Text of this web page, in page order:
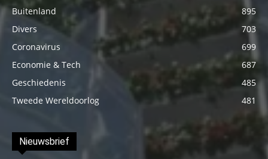
Buitenland
895
Divers
703
Coronavirus
699
Economie & Tech
687
Geschiedenis
485
Tweede Wereldoorlog
481
Nieuwsbrief